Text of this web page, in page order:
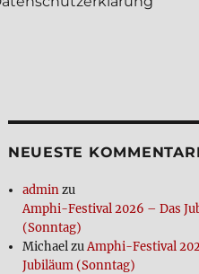
NEUE­STE
adminzu
Amphi-Festi­val 2026 – Das
(Sonn­tag)
MichaelzuAmphi-Festi­val
Jubi­lä­um (Sonn­tag)